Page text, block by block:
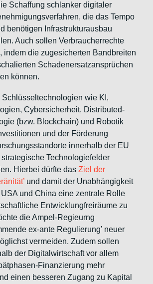
Schaffung schlanker digitaler
die das Tempo
benötigen Infrastrukturausbau
Auch sollen Verbraucherrechte
indem die zugesicherten Bandbreiten
Schadenersatzansprüchen
können.
wie KI,
Cybersicherheit, Distributed-
(bzw. Blockchain) und Robotik
und der Förderung
innerhalb der EU
Technologiefelder
Hierbei dürfte das Ziel der
und damit der Unabhängigkeit
und China eine zentrale Rolle
Entwicklungfreiräume zu
die Ampel-Regieurng
ex-ante Regulierung’ neuer
vermeiden. Zudem sollen
der Digitalwirtschaft vor allem
Finanzierung mehr
einen besseren Zugang zu Kapital